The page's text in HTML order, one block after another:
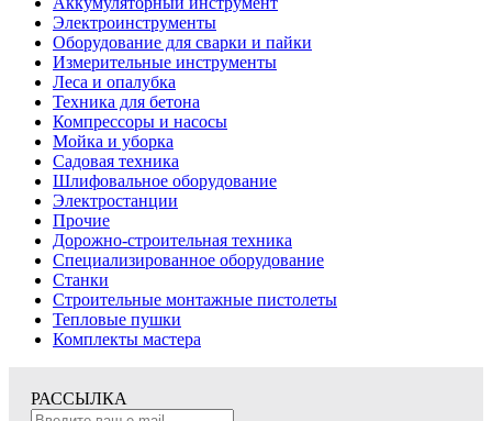
Электроинструменты
Оборудование для сварки и пайки
Измерительные инструменты
Леса и опалубка
Техника для бетона
Компрессоры и насосы
Мойка и уборка
Садовая техника
Шлифовальное оборудование
Электростанции
Прочие
Дорожно-строительная техника
Специализированное оборудование
Станки
Строительные монтажные пистолеты
Тепловые пушки
Комплекты мастера
РАССЫЛКА